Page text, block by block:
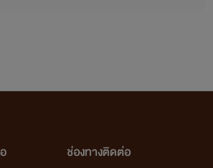
ช่องทางติดต่อ